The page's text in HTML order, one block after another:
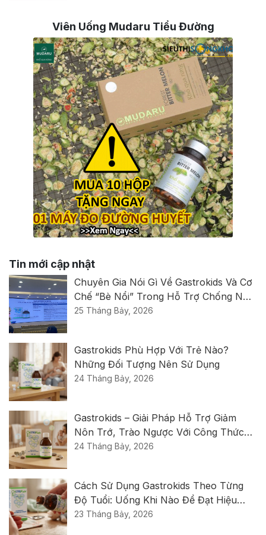
Viên Uống Mudaru Tiểu Đường
Tin mới cập nhật
Chuyên Gia Nói Gì Về Gastrokids Và Cơ
Chế “bè Nổi” Trong Hỗ Trợ Chống Nôn
Trớ, Trào Ngược?
25 Tháng Bảy, 2026
Gastrokids Phù Hợp Với Trẻ Nào?
Những Đối Tượng Nên Sử Dụng
24 Tháng Bảy, 2026
Gastrokids – Giải Pháp Hỗ Trợ Giảm
Nôn Trớ, Trào Ngược Với Công Thức
Thế Hệ Mới Từ Ý
24 Tháng Bảy, 2026
Cách Sử Dụng Gastrokids Theo Từng
Độ Tuổi: Uống Khi Nào Để Đạt Hiệu
Quả Tốt Nhất?
23 Tháng Bảy, 2026